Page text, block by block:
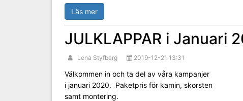
Läs mer
JULKLAPPAR i Januari
Lena Styfberg 2019-12-21 13:31
Välkommen in och ta del av våra kampanjer
i januari 2020. Paketpris för kamin, skorsten
samt montering.